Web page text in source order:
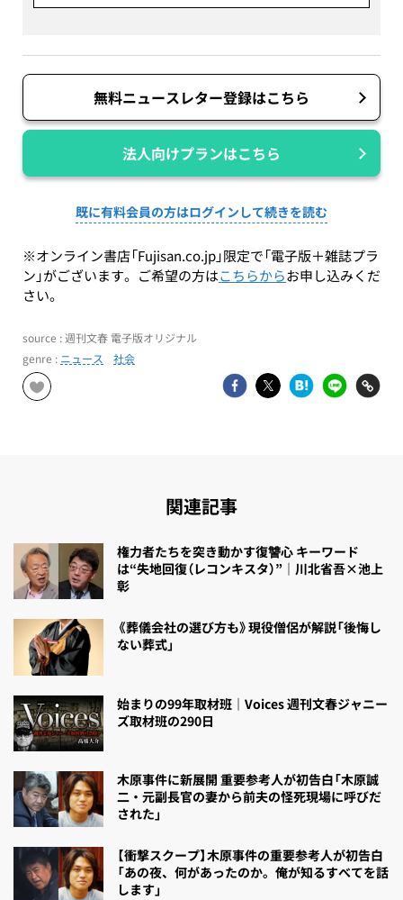
無料ニュースレター登録はこちら
法人向けプランはこちら
既に有料会員の方はログインして続きを読む
※オンライン書店「Fujisan.co.jp」限定で「電子版＋雑誌プラ
ン」がございます。ご希望の方はこちらからお申し込みくだ
さい。
source : 週刊文春 電子版オリジナル
genre : ニュース 社会
関連記事
権力者たちを突き動かす復讐心 キーワード
は“失地回復（レコンキスタ）”｜川北省吾×池上
彰
《葬儀会社の選び方も》現役僧侶が解説「後悔し
ない葬式」
始まりの99年取材班｜Voices 週刊文春ジャニー
ズ取材班の290日
木原事件に新展開 重要参考人が初告白「木原誠
二・元副長官の妻から前夫の怪死現場に呼びだ
された」
【衝撃スクープ】木原事件の重要参考人が初告白
「あの夜、何があったのか。俺が知るすべてを話
します」